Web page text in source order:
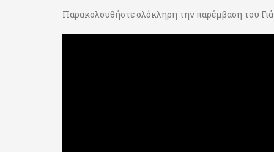
Παρακολουθήστε ολόκληρη την παρέμβαση του